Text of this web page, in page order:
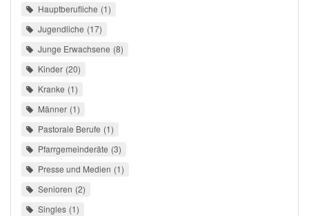
Hauptberufliche 1
Jugendliche 17
Junge Erwachsene 8
Kinder 20
Kranke 1
Männer 1
Pastorale Berufe 1
Pfarrgemeinderäte 3
Presse und Medien 1
Senioren 2
Singles 1